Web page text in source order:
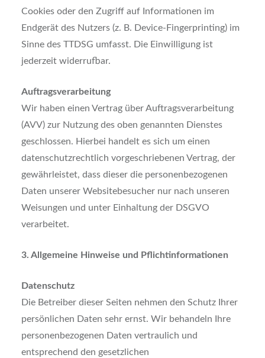
Cookies oder den Zugriff auf Informationen im
Endgerät des Nutzers (z. B. Device-Fingerprinting) im
Sinne des TTDSG umfasst. Die Einwilligung ist
jederzeit widerrufbar.
Auftragsverarbeitung
Wir haben einen Vertrag über Auftragsverarbeitung
(AVV) zur Nutzung des oben genannten Dienstes
geschlossen. Hierbei handelt es sich um einen
datenschutzrechtlich vorgeschriebenen Vertrag, der
gewährleistet, dass dieser die personenbezogenen
Daten unserer Websitebesucher nur nach unseren
Weisungen und unter Einhaltung der DSGVO
verarbeitet.
3. Allgemeine Hinweise und Pflichtinformationen
Datenschutz
Die Betreiber dieser Seiten nehmen den Schutz Ihrer
persönlichen Daten sehr ernst. Wir behandeln Ihre
personenbezogenen Daten vertraulich und
entsprechend den gesetzlichen